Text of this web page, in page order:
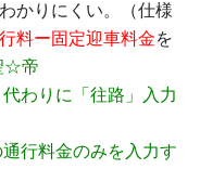
かりにくい。（仕様
料ー固定迎車料金を
☆帝
わりに「往路」入力
行料金のみを入力す